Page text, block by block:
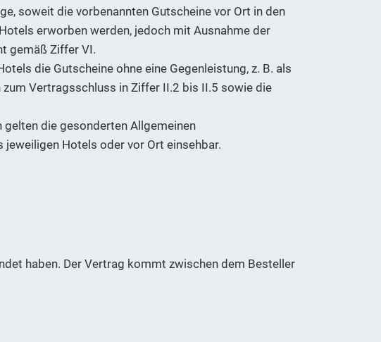
soweit die vorbenannten Gutscheine vor Ort in den
erworben werden, jedoch mit Ausnahme der
gemäß Ziffer VI.
die Gutscheine ohne eine Gegenleistung, z. B. als
Vertragsschluss in Ziffer II.2 bis II.5 sowie die
die gesonderten Allgemeinen
Hotels oder vor Ort einsehbar.
haben. Der Vertrag kommt zwischen dem Besteller